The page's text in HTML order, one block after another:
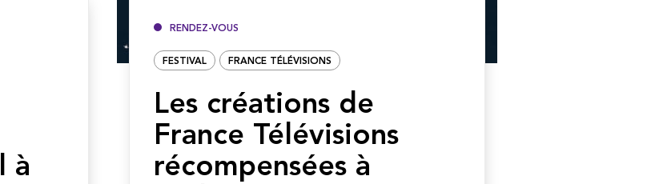
à
RENDEZ-VOUS
FESTIVAL FRANCE TÉLÉVISIONS
Les créations de
France Télévisions
récompensées à